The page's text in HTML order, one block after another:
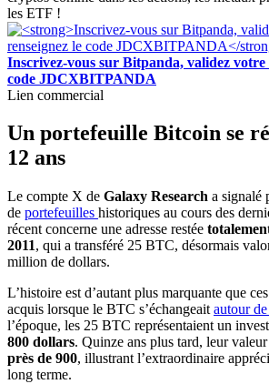
les ETF !
Inscrivez-vous sur Bitpanda, validez
code JDCXBITPANDA
Lien commercial
Un portefeuille Bitcoin se
12 ans
Le compte X de Galaxy Research a signalé
de portefeuilles historiques au cours des
récent concerne une adresse restée
2011, qui a transféré 25 BTC, désormais
million de dollars.
L’histoire est d’autant plus marquante que ces
acquis lorsque le BTC s’échangeait autour
l’époque, les 25 BTC représentaient un
800 dollars. Quinze ans plus tard, leur valeur
près de 900, illustrant l’extraordinaire
long terme.